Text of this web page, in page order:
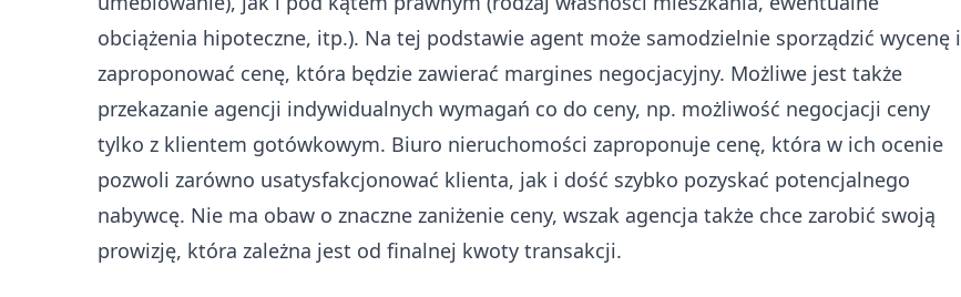
obciążenia hipoteczne, itp.). Na tej podstawie agent może samodzielnie sporządzić wycenę i
zaproponować cenę, która będzie zawierać margines negocjacyjny. Możliwe jest także
przekazanie agencji indywidualnych wymagań co do ceny, np. możliwość negocjacji ceny
tylko z klientem gotówkowym. Biuro nieruchomości zaproponuje cenę, która w ich ocenie
pozwoli zarówno usatysfakcjonować klienta, jak i dość szybko pozyskać potencjalnego
nabywcę. Nie ma obaw o znaczne zaniżenie ceny, wszak agencja także chce zarobić swoją
prowizję, która zależna jest od finalnej kwoty transakcji.